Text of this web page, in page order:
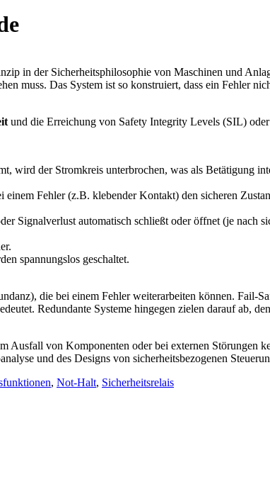
in der Sicherheitsphilosophie von Maschinen und
muss. Das System ist so konstruiert, dass ein Fehler
und die Erreichung von Safety Integrity Levels (SIL)
wird der Stromkreis unterbrochen, was als Betätigung
einem Fehler (z.B. klebender Kontakt) den sicheren
Signalverlust automatisch schließt oder öffnet (je nach
spannungslos geschaltet.
die bei einem Fehler weiterarbeiten können. Fail-
Redundante Systeme hingegen zielen darauf ab,
Ausfall von Komponenten oder bei externen Störungen
und des Designs von sicherheitsbezogenen
, Not-Halt, Sicherheitsrelais